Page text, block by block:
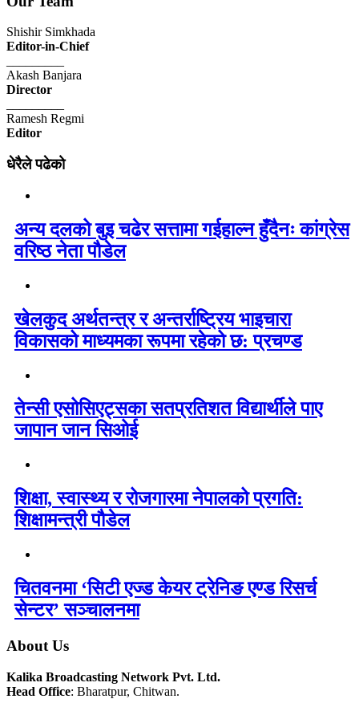
Shishir Simkhada
Editor-in-Chief
Akash Banjara
Director
Ramesh Regmi
Editor
धेरैले पढेको
अन्य दलको बुइ चढेर सत्तामा गईहाल्न हुँदैनः कांग्रेस
वरिष्ठ नेता पौडेल
खेलकुद अर्थतन्त्र र अन्तर्राष्ट्रिय भाइचारा
विकासको माध्यमका रूपमा रहेको छ: प्रचण्ड
तेन्सी एसोसिएट्सका सतप्रतिशत विद्यार्थीले पाए
जापान जान सिओई
शिक्षा, स्वास्थ्य र रोजगारमा नेपालको प्रगति:
शिक्षामन्त्री पौडेल
चितवनमा ‘सिटी एज्ड केयर ट्रेनिङ एण्ड रिसर्च
सेन्टर’ सञ्चालनमा
About Us
Kalika Broadcasting Network Pvt. Ltd.
Head Office: Bharatpur, Chitwan.